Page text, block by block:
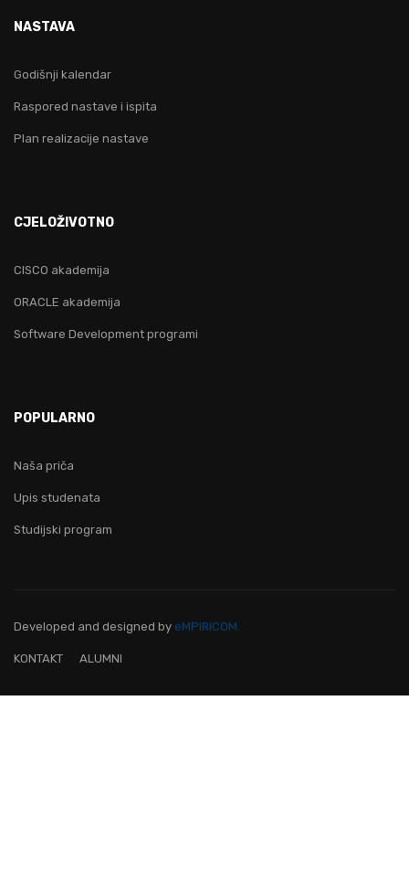
NASTAVA
Godišnji kalendar
Raspored nastave i ispita
Plan realizacije nastave
CJELOŽIVOTNO
CISCO akademija
ORACLE akademija
Software Development programi
POPULARNO
Naša priča
Upis studenata
Studijski program
Developed and designed by eMPIRICOM.
KONTAKT ALUMNI